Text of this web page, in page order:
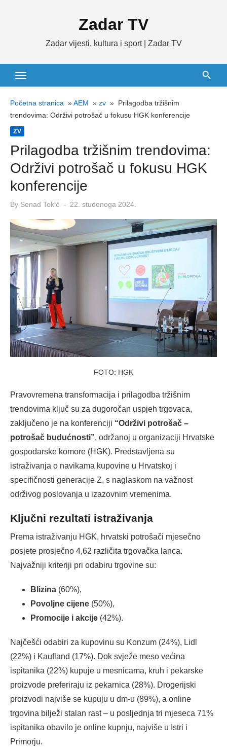
Zadar TV
Zadar vijesti, kultura i sport | Zadar TV
Početna stranica »AEM » zv » Prilagodba tržišnim
trendovima: Održivi potrošač u fokusu HGK konferencije
ZV
Prilagodba tržišnim trendovima:
Održivi potrošač u fokusu HGK
konferencije
By Senad Tokić
Posted
22. studenoga 2024.
FOTO: HGK
Pravovremena transformacija i prilagodba tržišnim
trendovima ključ su za dugoročan uspjeh trgovaca,
zaključeno je na konferenciji “Održivi potrošač –
potrošač budućnosti”, održanoj u organizaciji Hrvatske
gospodarske komore (HGK). Predstavljena su
istraživanja o navikama kupovine u Hrvatskoj i
specifičnosti generacije Z, s naglaskom na važnost
održivog poslovanja u izazovnim vremenima.
Ključni rezultati istraživanja
Prema istraživanju HGK, hrvatski potrošači mjesečno
posjete prosječno 4,62 različita trgovačka lanca.
Najvažniji kriteriji pri odabiru trgovine su:
Blizina (60%),
Povoljne cijene (50%),
Promocije i akcije (42%).
Najčešći odabiri za kupovinu su Konzum (24%), Lidl
(22%) i Kaufland (17%). Dok svježe meso većina
ispitanika (22%) kupuje u mesnicama, kruh i pekarske
proizvode preferiraju iz pekarnica (28%). Drogerijski
proizvodi najviše se kupuju u dm-u (89%), a online
trgovina bilježi stalan rast – u posljednja tri mjeseca 71%
ispitanika obavilo je online kupnju, najviše u Istri i
Primorju.